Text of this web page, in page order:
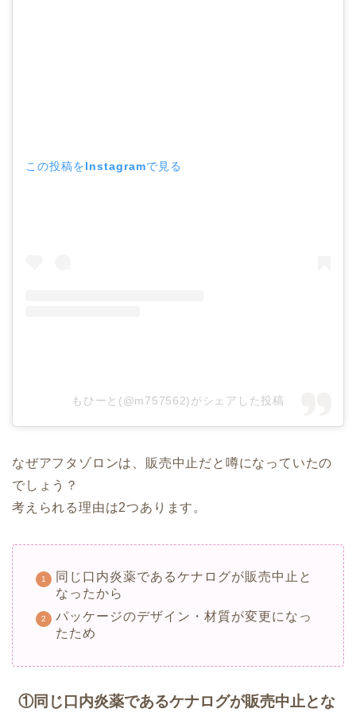
この投稿をInstagramで見る
もひーと(@m757562)がシェアした投稿
なぜアフタゾロンは、販売中止だと噂になっていたの
でしょう？
考えられる理由は2つあります。
同じ口内炎薬であるケナログが販売中止と
なったから
パッケージのデザイン・材質が変更になっ
たため
①同じ口内炎薬であるケナログが販売中止とな